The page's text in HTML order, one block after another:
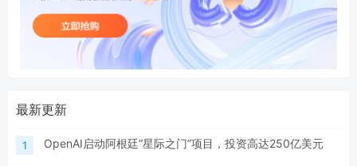
最新更新
1 OpenAI启动阿根廷“星际之门”项目，投资高达250亿美元